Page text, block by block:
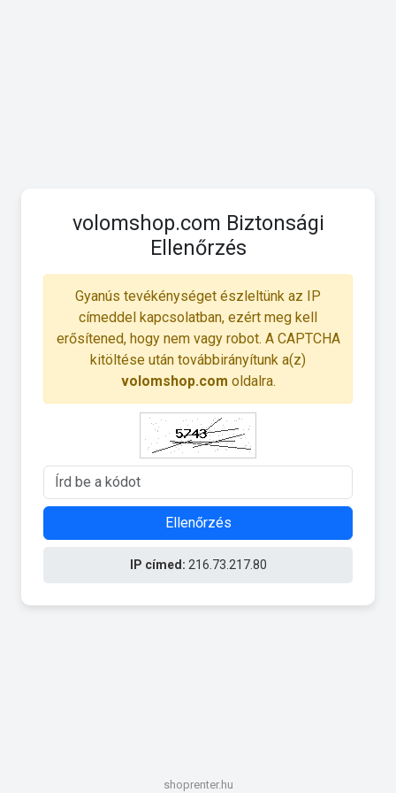
volomshop.com Biztonsági
Ellenőrzés
Gyanús tevékénységet észleltünk az IP
címeddel kapcsolatban, ezért meg kell
erősítened, hogy nem vagy robot. A CAPTCHA
kitöltése után továbbirányítunk a(z)
volomshop.com oldalra.
Ellenőrzés
IP címed: 216.73.217.80
shoprenter.hu